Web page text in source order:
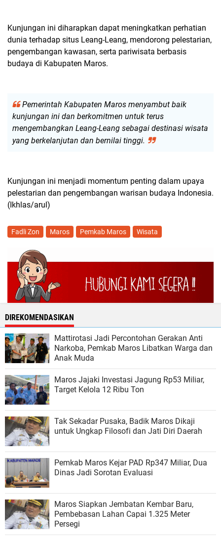
Kunjungan ini diharapkan dapat meningkatkan perhatian
dunia terhadap situs Leang-Leang, mendorong pelestarian,
pengembangan kawasan, serta pariwisata berbasis
budaya di Kabupaten Maros.
Pemerintah Kabupaten Maros menyambut baik
kunjungan ini dan berkomitmen untuk terus
mengembangkan Leang-Leang sebagai destinasi wisata
yang berkelanjutan dan bernilai tinggi.
Kunjungan ini menjadi momentum penting dalam upaya
pelestarian dan pengembangan warisan budaya Indonesia.
(Ikhlas/arul)
Fadli Zon Maros Pemkab Maros Wisata
DIREKOMENDASIKAN
Mattirotasi Jadi Percontohan Gerakan Anti
Narkoba, Pemkab Maros Libatkan Warga dan
Anak Muda
Maros Jajaki Investasi Jagung Rp53 Miliar,
Target Kelola 12 Ribu Ton
Tak Sekadar Pusaka, Badik Maros Dikaji
untuk Ungkap Filosofi dan Jati Diri Daerah
Pemkab Maros Kejar PAD Rp347 Miliar, Dua
Dinas Jadi Sorotan Evaluasi
Maros Siapkan Jembatan Kembar Baru,
Pembebasan Lahan Capai 1.325 Meter
Persegi